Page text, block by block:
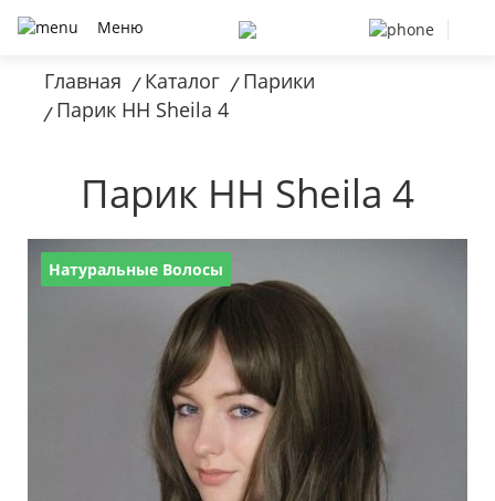
Меню
Главная / Каталог / Парики
/ Парик HH Sheila 4
Парик HH Sheila 4
Натуральные Волосы